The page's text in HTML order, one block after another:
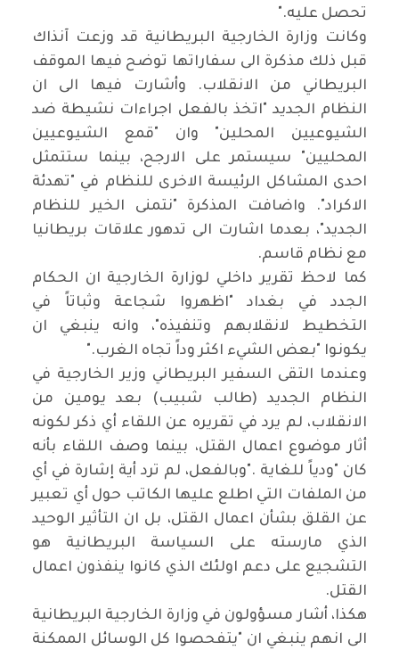
تحصل عليه".
وكانت وزارة الخارجية البريطانية قد وزعت آنذاك
قبل ذلك مذكرة الى سفاراتها توضح فيها الموقف
البريطاني من الانقلاب. وأشارت فيها الى ان
النظام الجديد "اتخذ بالفعل اجراءات نشيطة ضد
الشيوعيين المحلين" وان "قمع الشيوعيين
المحليين" سيستمر على الارجح، بينما ستتمثل
احدى المشاكل الرئيسة الاخرى للنظام في "تهدئة
الاكراد". واضافت المذكرة "نتمنى الخير للنظام
الجديد"، بعدما اشارت الى تدهور علاقات بريطانيا
مع نظام قاسم.
كما لاحظ تقرير داخلي لوزارة الخارجية ان الحكام
الجدد في بغداد "اظهروا شجاعة وثباتاً في
التخطيط لانقلابهم وتنفيذه"، وانه ينبغي ان
يكونوا "بعض الشيء اكثر وداً تجاه الغرب".
وعندما التقى السفير البريطاني وزير الخارجية في
النظام الجديد (طالب شبيب) بعد يومين من
الانقلاب، لم يرد في تقريره عن اللقاء أي ذكر لكونه
أثار موضوع اعمال القتل، بينما وصف اللقاء بأنه
كان "ودياً للغاية ".وبالفعل، لم ترد أية إشارة في أي
من الملفات التي اطلع عليها الكاتب حول أي تعبير
عن القلق بشأن اعمال القتل، بل ان التأثير الوحيد
الذي مارسته على السياسة البريطانية هو
التشجيع على دعم اولئك الذي كانوا ينفذون اعمال
القتل.
هكذا، أشار مسؤولون في وزارة الخارجية البريطانية
الى انهم ينبغي ان "يتفحصوا كل الوسائل الممكنة